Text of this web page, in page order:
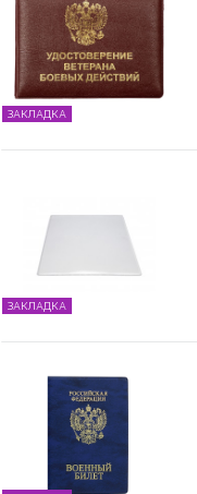
ЗАКЛАДКА
ЗАКЛАДКА